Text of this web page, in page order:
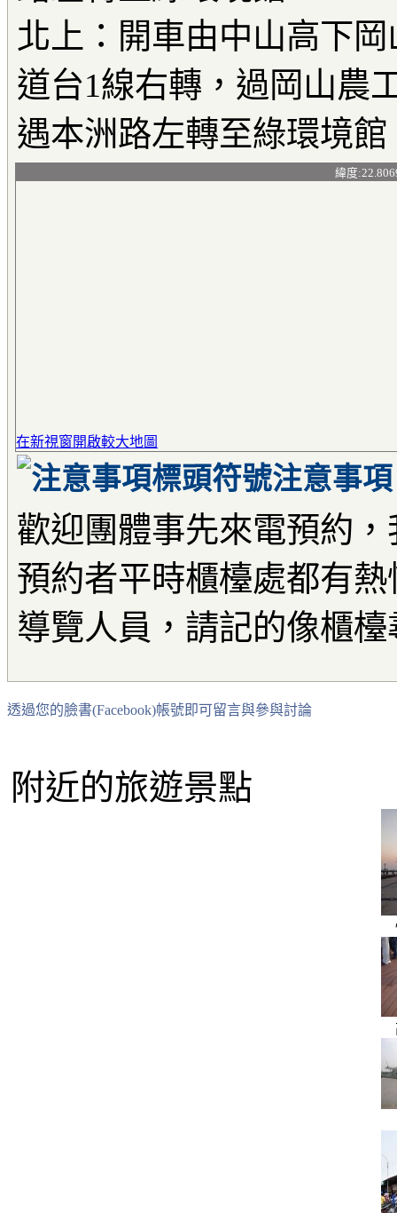
北上：開車由中山高下
道台1線右轉，過岡山農
遇本洲路左轉至綠環境館
緯度
在新視窗開啟較大地圖
注意事項
歡迎團體事先來電預約
預約者平時櫃檯處都有
導覽人員，請記的像櫃檯
透過您的臉書(Facebook)帳號即可留言與參與討論
附近的旅遊景點